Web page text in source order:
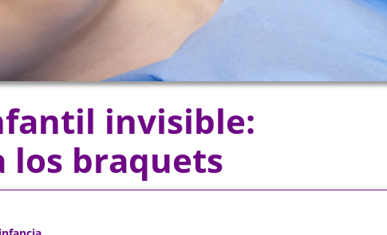
invisible:
los braquets